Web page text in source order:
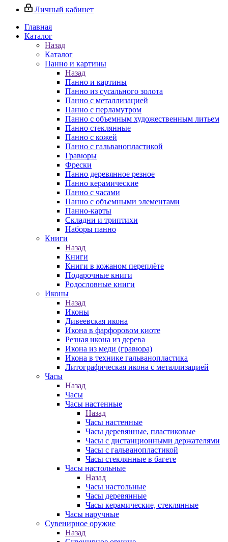
Личный кабинет
Главная
Каталог
Назад
Каталог
Панно и картины
Назад
Панно и картины
Панно из сусального золота
Панно с металлизацией
Панно с перламутром
Панно с объемным художественным литьем
Панно стеклянные
Панно с кожей
Панно с гальванопластикой
Гравюры
Фрески
Панно деревянное резное
Панно керамические
Панно с часами
Панно с объемными элементами
Панно-карты
Складни и триптихи
Наборы панно
Книги
Назад
Книги
Книги в кожаном переплёте
Подарочные книги
Родословные книги
Иконы
Назад
Иконы
Дивеевская икона
Икона в фарфоровом киоте
Резная икона из дерева
Икона из меди (гравюра)
Икона в технике гальванопластика
Литографическая икона с металлизацией
Часы
Назад
Часы
Часы настенные
Назад
Часы настенные
Часы деревянные, пластиковые
Часы с дистанционными держателями
Часы с гальванопластикой
Часы стеклянные в багете
Часы настольные
Назад
Часы настольные
Часы деревянные
Часы керамические, стеклянные
Часы наручные
Сувенирное оружие
Назад